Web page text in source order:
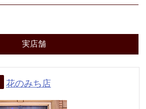
実店舗
花のみち店